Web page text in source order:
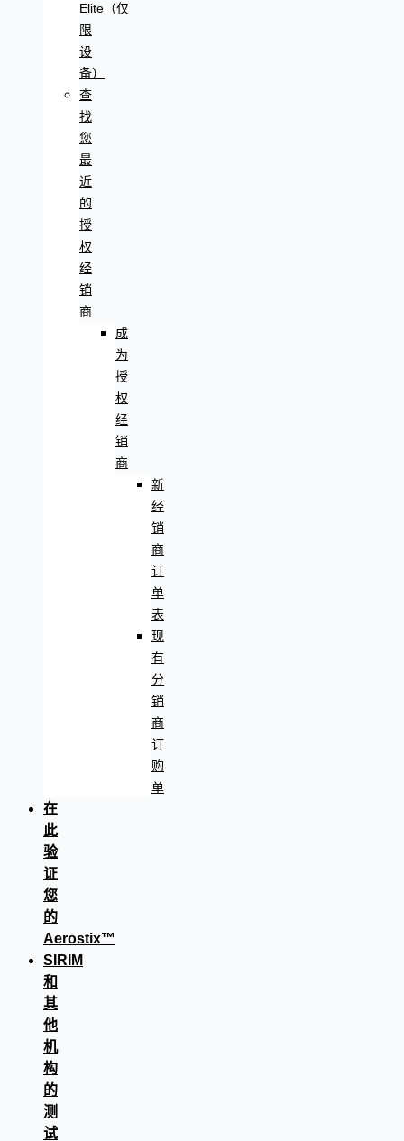
Elite（仅
限
设
备）
查
找
您
最
近
的
授
权
经
销
商
成
为
授
权
经
销
商
新
经
销
商
订
单
表
现
有
分
销
商
订
购
单
在
此
验
证
您
的
Aerostix™
SIRIM
和
其
他
机
构
的
测
试